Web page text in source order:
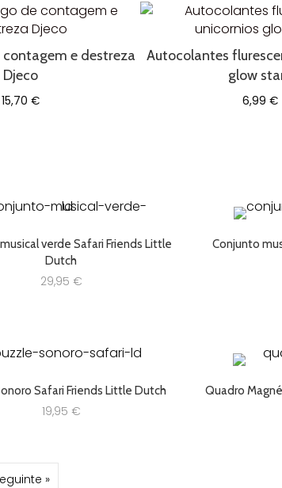
contagem e destreza
Djeco
15,70 €
Autocolantes
glow
6,99 €
verde Safari Friends Little
Dutch
29,95 €
Conjunto
Safari Friends Little Dutch
19,95 €
Quadro
»